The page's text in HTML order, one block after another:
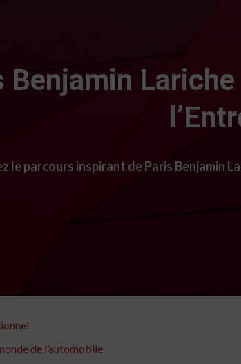
Benjamin
le parcours inspirant de Paris Benjamin
de l’automobile